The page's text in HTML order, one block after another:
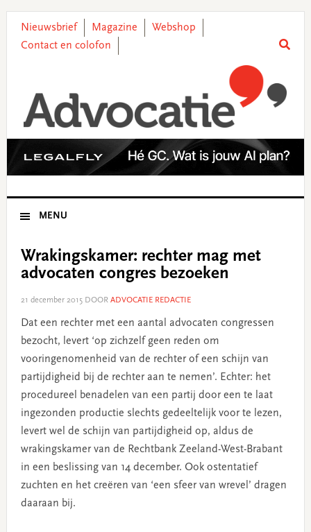
primary
main
primary
footer
Nieuwsbrief Magazine
Webshop
Contact en colofon
MENU
Wrakingskamer: rechter mag met
advocaten congres bezoeken
21 december 2015DOOR ADVOCATIE REDACTIE
Dat een rechter met een aantal advocaten congressen
bezocht, levert ‘op zichzelf geen reden om
vooringenomenheid van de rechter of een schijn van
partijdigheid bij de rechter aan te nemen’. Echter: het
procedureel benadelen van een partij door een te laat
ingezonden productie slechts gedeeltelijk voor te lezen,
levert wel de schijn van partijdigheid op, aldus de
wrakingskamer van de Rechtbank Zeeland-West-Brabant
in een beslissing van 14 december. Ook ostentatief
zuchten en het creëren van ‘een sfeer van wrevel’ dragen
daaraan bij.